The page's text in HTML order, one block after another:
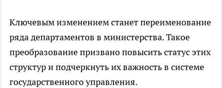
Ключевым изменением станет переименование
ряда департаментов в министерства. Такое
преобразование призвано повысить статус этих
структур и подчеркнуть их важность в системе
государственного управления.